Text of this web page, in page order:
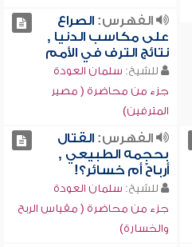
الفهرس:الصراع
على مكاسب الدنيا ,
نتائج الترف في الأمم
للشيخ: سلمان العودة
جزء من محاضرة ( مصير
المترفين)
الفهرس:القتال
بحجمه الطبيعي ,
أرباحٌ أم خسائر؟!
للشيخ: سلمان العودة
جزء من محاضرة ( مقياس الربح
والخسارة)